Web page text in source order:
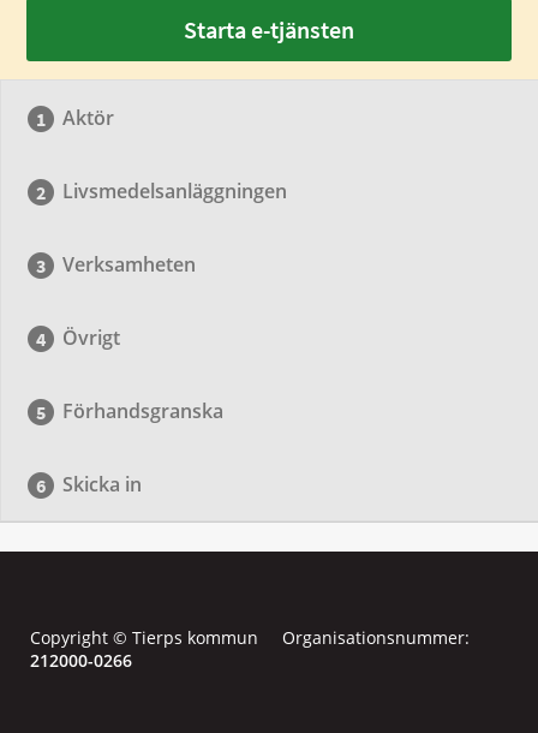
Starta e-tjänsten
Aktör
Livsmedelsanläggningen
Verksamheten
Övrigt
Förhandsgranska
Skicka in
Copyright © Tierps kommun Organisationsnummer:
212000-0266